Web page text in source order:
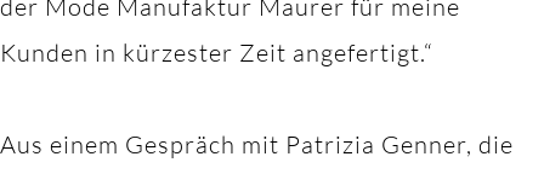
der Mode Manufaktur Maurer für meine
Kunden in kürzester Zeit angefertigt.“
Aus einem Gespräch mit Patrizia Genner, die